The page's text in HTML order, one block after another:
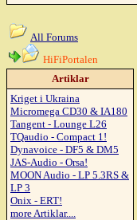
All Forums
HiFiPortalen
Artiklar
Kriget i Ukraina
Micromega CD30 & IA180
Tangent - Lounge L26
TQaudio - Compact 1!
Dynavoice - DF5 & DM5
JAS-Audio - Orsa!
MOON Audio - LP 5.3RS &
LP 3
Onix - ERT!
more Artiklar....